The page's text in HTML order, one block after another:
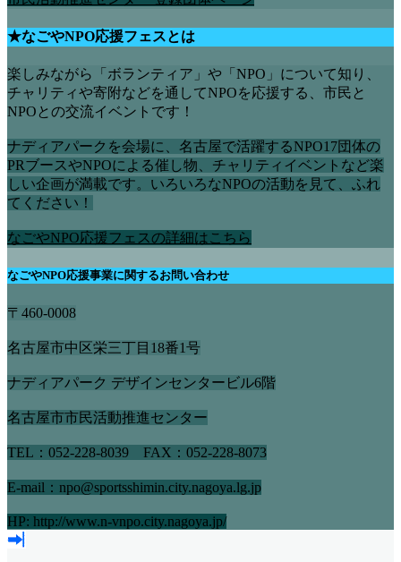
★なごやNPO応援フェスとは
楽しみながら「ボランティア」や「NPO」について知り、
チャリティや寄附などを通してNPOを応援する、市民と
NPOとの交流イベントです！
ナディアパークを会場に、名古屋で活躍するNPO17団体の
PRブースやNPOによる催し物、チャリティイベントなど楽
しい企画が満載です。いろいろなNPOの活動を見て、ふれ
てください！
なごやNPO応援フェスの詳細はこちら
なごやNPO応援事業に関するお問い合わせ
〒460-0008
名古屋市中区栄三丁目18番1号
ナディアパーク デザインセンタービル6階
名古屋市市民活動推進センター
TEL：052-228-8039 FAX：052-228-8073
E-mail：npo@sportsshimin.city.nagoya.lg.jp
HP: http://www.n-vnpo.city.nagoya.jp/